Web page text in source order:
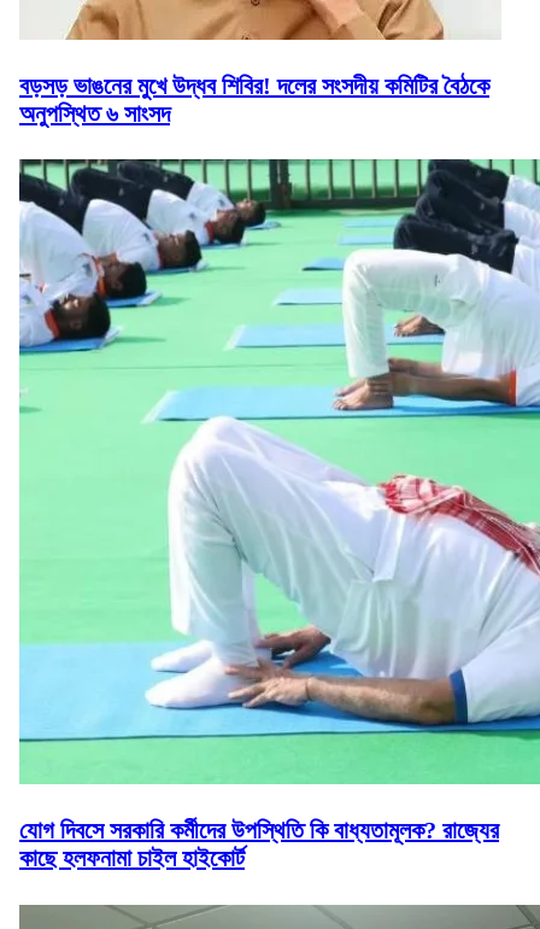
বড়সড় ভাঙনের মুখে উদ্ধব শিবির! দলের সংসদীয় কমিটির বৈঠকে
অনুপস্থিত ৬ সাংসদ
যোগ দিবসে সরকারি কর্মীদের উপস্থিতি কি বাধ্যতামূলক? রাজ্যের
কাছে হলফনামা চাইল হাইকোর্ট